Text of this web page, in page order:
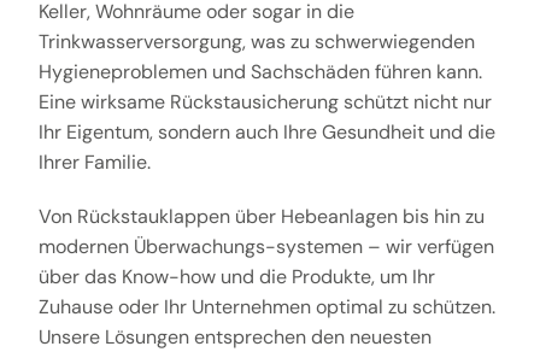
Keller, Wohnräume oder sogar in die
Trinkwasserversorgung, was zu schwerwiegenden
Hygieneproblemen und Sachschäden führen kann.
Eine wirksame Rückstausicherung schützt nicht nur
Ihr Eigentum, sondern auch Ihre Gesundheit und die
Ihrer Familie.
Von Rückstauklappen über Hebeanlagen bis hin zu
modernen Überwachungs-systemen – wir verfügen
über das Know-how und die Produkte, um Ihr
Zuhause oder Ihr Unternehmen optimal zu schützen.
Unsere Lösungen entsprechen den neuesten